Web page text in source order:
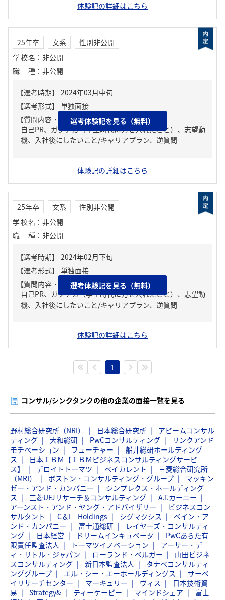
体験記の詳細はこちら
25年卒 文系
性別非公開
学校名 ： 非公開
職種 ： 非公開
【質問内容・課題】
自己PR、ガクチカ（学生時代に力を入れたこと）、志望動
機、入社後にしたいこと/キャリアプラン、逆質問
選考体験記を見る（無料）
体験記の詳細はこちら
25年卒 文系
性別非公開
学校名 ： 非公開
職種 ： 非公開
【質問内容・課題】
自己PR、ガクチカ（学生時代に力を入れたこと）、志望動
機、入社後にしたいこと/キャリアプラン、逆質問
選考体験記を見る（無料）
体験記の詳細はこちら
1
コンサル/シンクタンクの他の企業の面接一覧を見る
野村総合研究所（NRI） 日本総合研究所
アビームコンサル
ティング
大和総研 PwCコンサルティング
リンクアンド
モチベーション
フューチャー
船井総研ホールディング
ス
日本ＩＢＭ【ＩＢＭビジネスコンサルティングサービ
ス】
デロイトトーマツ ベイカレント
三菱総合研究所
（MRI）
ボストン・コンサルティング・グループ
マッキン
ゼー・アンド・カンパニー
シンプレクス・ホールディング
ス
三菱UFJリサーチ＆コンサルティング
A.T.カーニー
アーンスト・アンド・ヤング・アドバイザリー
ビジネスコン
サルタント
C＆I Holdings シグマクシス
ベイン・ア
ンド・カンパニー
富士通総研
レイヤーズ・コンサルティ
ング
日本経営 ドリームインキュベータ
PwCあらた有
限責任監査法人
トーマツイノベーション
アーサー・デ
ィ・リトル・ジャパン
ローランド・ベルガー
山田ビジネ
スコンサルティング
新日本監査法人
タナベコンサルティ
ンググループ
エル・シー・エーホールディングス
サーベ
イリサーチセンター
マーキュリー ヴィス
日本技術貿
易
Strategy& ティーケーピー マインドシェア
富士